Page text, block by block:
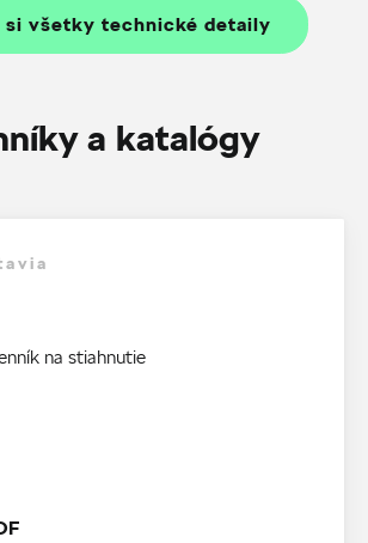
si všetky technické detaily
a katalógy
na stiahnutie